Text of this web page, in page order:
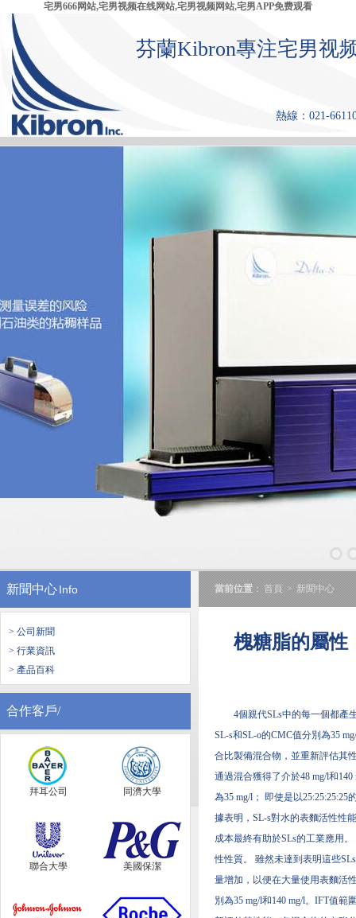
宅男666网站,宅男视频在线网站,宅男视频网站,宅男APP免费观看
芬蘭Kibron專注宅男视
熱線：021-
首 頁 產品中心 張力儀 宅
新聞中心Info
> 公司新聞
> 行業資訊
> 產品百科
合作客戶/
拜耳公司 同濟大學
聯合大學 美國保潔
當前位置 ： 首頁 > 新聞中心
槐糖脂的屬
4個親代SLs中的每一個都產
SL-s和SL-o的CMC值分別為35
合比製備混合物，並重新評估其
通過混合獲得了介於48 mg/l和
為35 mg/l； 即使是以
據表明，SL-s對水的表麵活性性
成本最終有助於SLs的工業應用
性性質。 雖然未達到表明這些
量增加，以便在大量使用表麵活
別為35 mg/l和140 mg/l。IFT值範